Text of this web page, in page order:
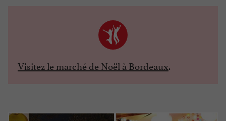
Visitez le marché de Noël à Bordeaux.